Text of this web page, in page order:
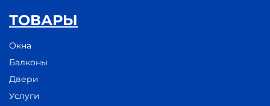
ТОВАРЫ
Окна
Балконы
Двери
Услуги